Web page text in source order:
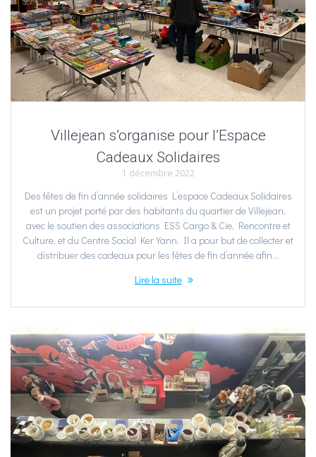
Villejean s’organise pour l’Espace
Cadeaux Solidaires
1 décembre 2022
Des fêtes de fin d’année solidaires L’espace Cadeaux Solidaires
est un projet porté par des habitants du quartier de Villejean,
avec le soutien des associations ESS Cargo & Cie, Rencontre et
Culture, et du Centre Social Ker Yann. Il a pour but de collecter et
distribuer des cadeaux pour les fêtes de fin d’année afin…
Lire la suite